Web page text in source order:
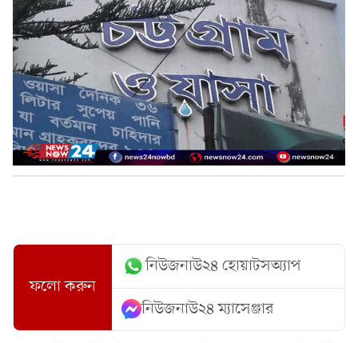
ফলো করুন
নিউজনাউ২৪ হোয়াটসঅ্যাপ
নিউজনাউ২৪ ম্যাসেঞ্জার